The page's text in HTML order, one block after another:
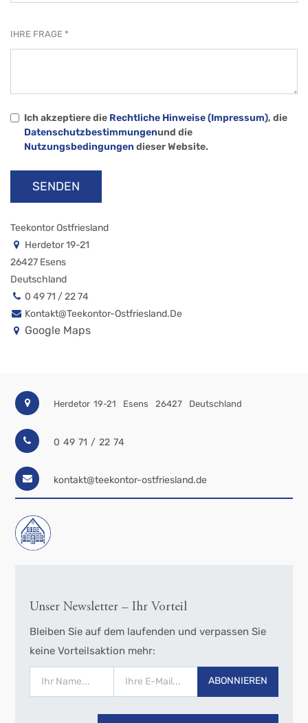
IHRE FRAGE
Ich akzeptiere die Rechtliche Hinweise (Impressum), die
Datenschutzbestimmungenund die
Nutzungsbedingungen dieser Website.
SENDEN
Teekontor Ostfriesland
Herdetor 19-21
26427 Esens
Deutschland
0 49 71 / 22 74
Kontakt@teekontor-Ostfriesland.de
Google Maps
Herdetor 19-21 Esens 26427 Deutschland
0 49 71 / 22 74
kontakt@teekontor-ostfriesland.de
Unser Newsletter – Ihr Vorteil
Bleiben Sie auf dem laufenden und verpassen Sie
keine Vorteilsaktion mehr:
ABONNIEREN